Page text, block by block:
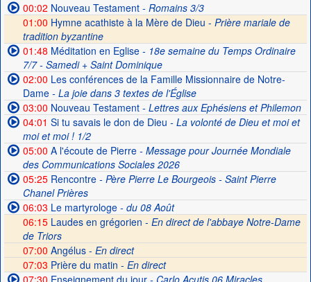
00:02 Nouveau Testament- Romains 3/3
01:00 Hymne acathiste à la Mère de Dieu - Prière mariale de
tradition byzantine
01:48 Méditation en Eglise- 18e semaine du Temps Ordinaire
7/7 - Samedi + Saint Dominique
02:00 Les conférences de la Famille Missionnaire de Notre-
Dame- La joie dans 3 textes de l'Église
03:00 Nouveau Testament- Lettres aux Ephésiens et Philemon
04:01 Si tu savais le don de Dieu - La volonté de Dieu et moi et
moi et moi ! 1/2
05:00 A l'écoute de Pierre- Message pour Journée Mondiale
des Communications Sociales 2026
05:25Rencontre- Père Pierre Le Bourgeois - Saint Pierre
Chanel Prières
06:03 Le martyrologe- du 08 Août
06:15Laudes en grégorien - En direct de l'abbaye Notre-Dame
de Triors
07:00 Angélus - En direct
07:03 Prière du matin - En direct
07:30 Enseignement du jour- Carlo Acutis 06 Miracles